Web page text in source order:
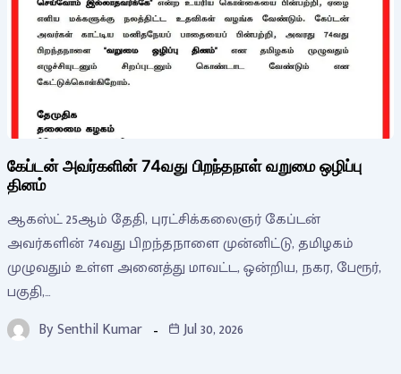
கேப்டன் அவர்களின் 74வது பிறந்தநாள் வறுமை ஒழிப்பு
தினம்
ஆகஸ்ட் 25ஆம் தேதி, புரட்சிக்கலைஞர் கேப்டன்
அவர்களின் 74வது பிறந்தநாளை முன்னிட்டு, தமிழகம்
முழுவதும் உள்ள அனைத்து மாவட்ட, ஒன்றிய, நகர, பேரூர்,
பகுதி,…
BySenthil Kumar Jul 30, 2026